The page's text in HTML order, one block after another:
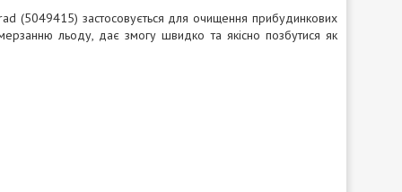
(5049415) застосовується для очищення прибудинкових
льоду, дає змогу швидко та якісно позбутися як